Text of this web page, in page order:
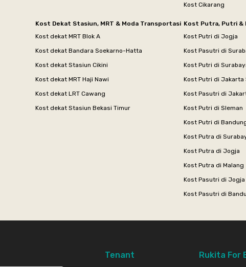
Kost Cikarang
Kost Dekat Stasiun, MRT & Moda Transportasi
Kost dekat MRT Blok A
Kost dekat Bandara Soekarno-Hatta
Kost dekat Stasiun Cikini
Kost dekat MRT Haji Nawi
Kost dekat LRT Cawang
Kost dekat Stasiun Bekasi Timur
Kost Putra, Putri &
Kost Putri di Jogja
Kost Pasutri di
Kost Putri di
Kost Putri di Jakarta
Kost Pasutri di
Kost Putri di Sleman
Kost Putri di
Kost Putra di
Kost Putra di Jogja
Kost Putra di Malang
Kost Pasutri di Jogja
Kost Pasutri di
Tenant Rukita For